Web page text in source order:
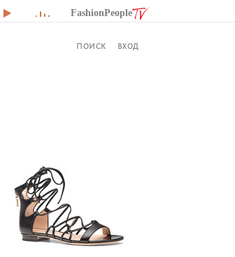
FashionPeople
ПОИСК ВХОД